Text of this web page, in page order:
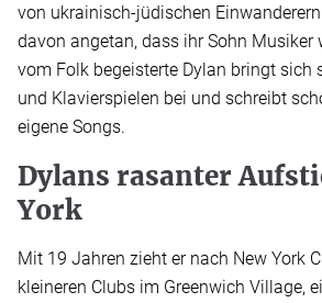
von ukrainisch-jüdischen
davon angetan, dass ihr Sohn Musiker
vom Folk begeisterte Dylan bringt sich
und Klavierspielen bei und schreibt
eigene Songs.
Dylans rasanter
York
Mit 19 Jahren zieht er nach New York
kleineren Clubs im Greenwich Village,